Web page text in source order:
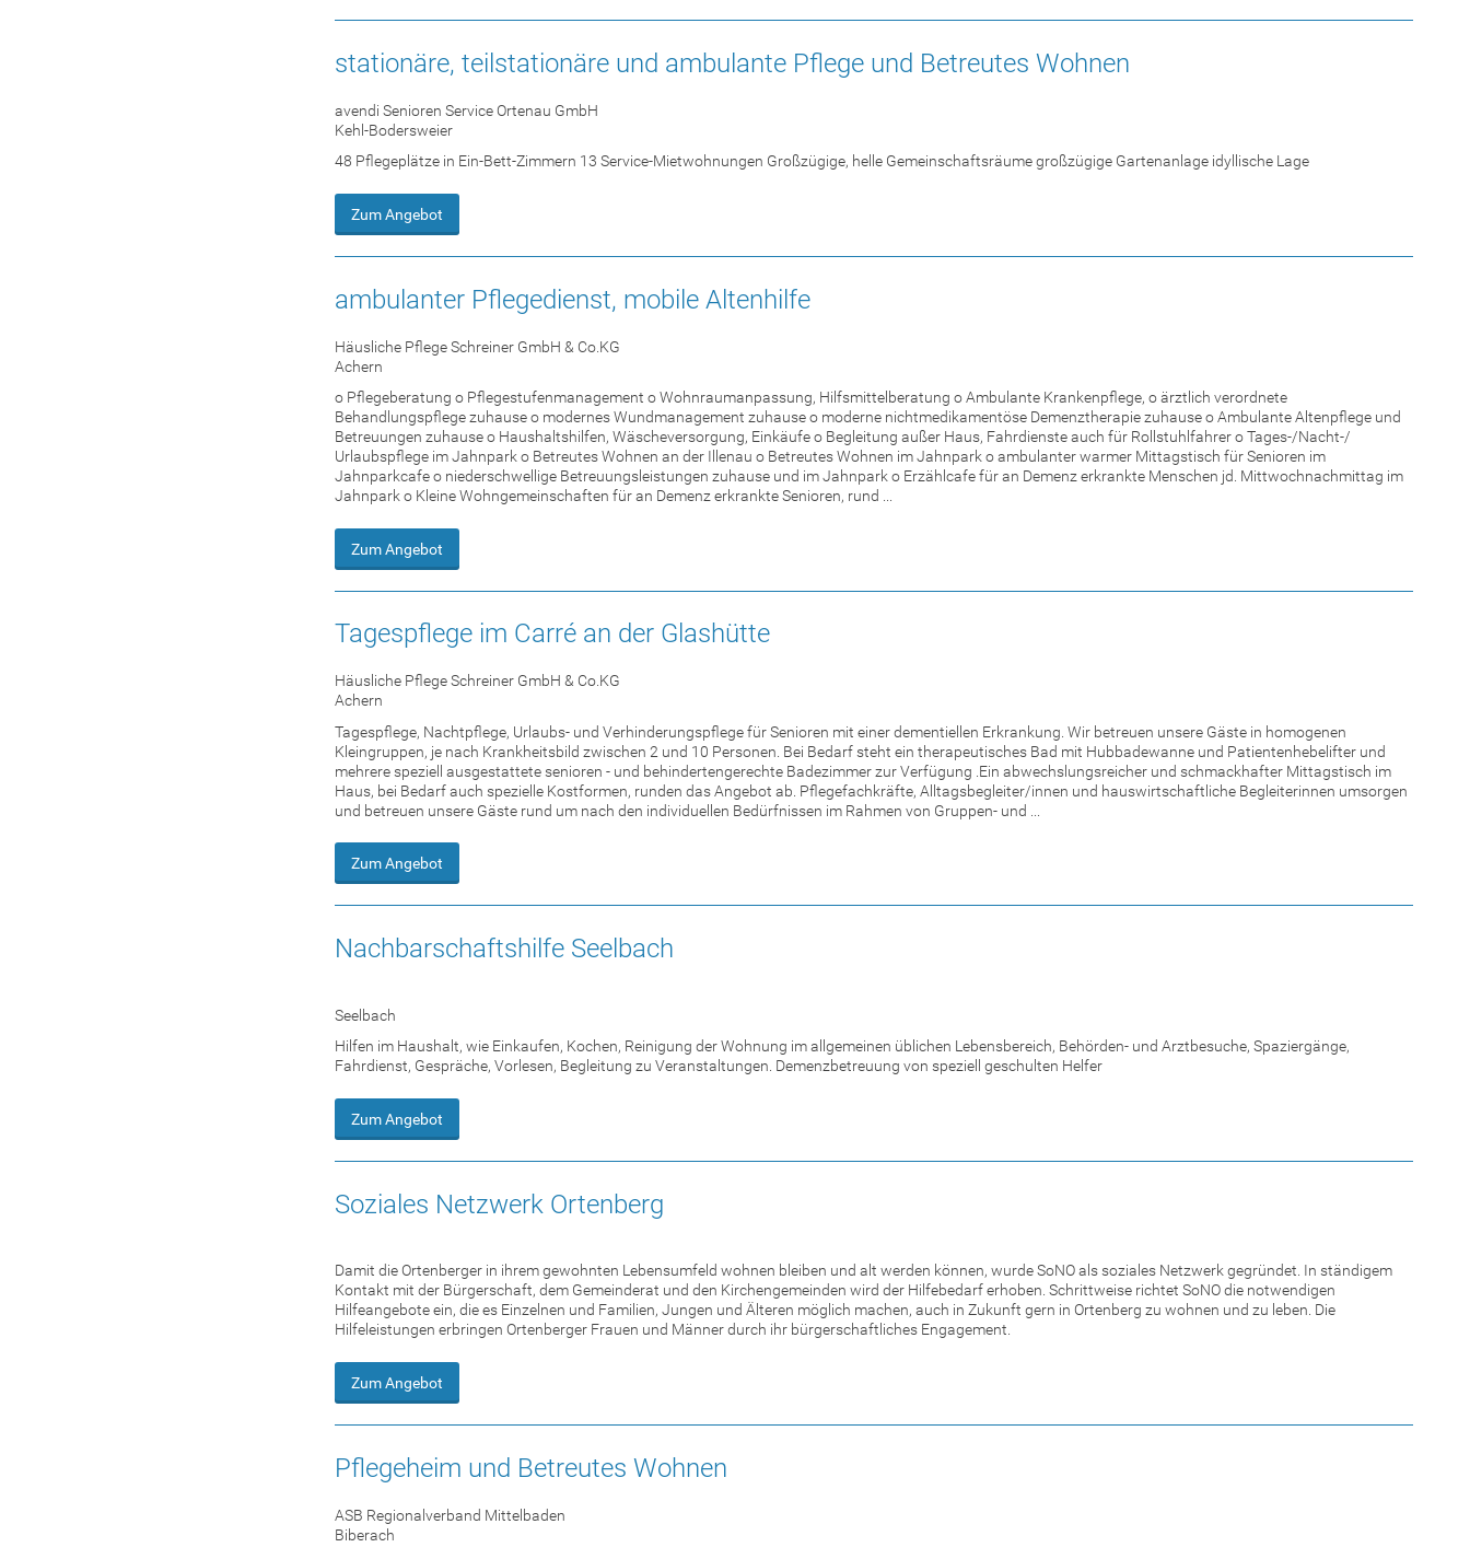
stationäre, teilstationäre und ambulante Pflege und Betreutes Wohnen
avendi Senioren Service Ortenau GmbH
Kehl-Bodersweier
48 Pflegeplätze in Ein-Bett-Zimmern 13 Service-Mietwohnungen Großzügige, helle Gemeinschaftsräume großzügige Gartenanlage idyllische Lage
Zum Angebot
ambulanter Pflegedienst, mobile Altenhilfe
Häusliche Pflege Schreiner GmbH & Co.KG
Achern
o Pflegeberatung o Pflegestufenmanagement o Wohnraumanpassung, Hilfsmittelberatung o Ambulante Krankenpflege, o ärztlich verordnete
Behandlungspflege zuhause o modernes Wundmanagement zuhause o moderne nichtmedikamentöse Demenztherapie zuhause o Ambulante Altenpflege und
Betreuungen zuhause o Haushaltshilfen, Wäscheversorgung, Einkäufe o Begleitung außer Haus, Fahrdienste auch für Rollstuhlfahrer o Tages-/Nacht-/
Urlaubspflege im Jahnpark o Betreutes Wohnen an der Illenau o Betreutes Wohnen im Jahnpark o ambulanter warmer Mittagstisch für Senioren im
Jahnparkcafe o niederschwellige Betreuungsleistungen zuhause und im Jahnpark o Erzählcafe für an Demenz erkrankte Menschen jd. Mittwochnachmittag im
Jahnpark o Kleine Wohngemeinschaften für an Demenz erkrankte Senioren, rund ...
Zum Angebot
Tagespflege im Carré an der Glashütte
Häusliche Pflege Schreiner GmbH & Co.KG
Achern
Tagespflege, Nachtpflege, Urlaubs- und Verhinderungspflege für Senioren mit einer dementiellen Erkrankung. Wir betreuen unsere Gäste in homogenen
Kleingruppen, je nach Krankheitsbild zwischen 2 und 10 Personen. Bei Bedarf steht ein therapeutisches Bad mit Hubbadewanne und Patientenhebelifter und
mehrere speziell ausgestattete senioren - und behindertengerechte Badezimmer zur Verfügung .Ein abwechslungsreicher und schmackhafter Mittagstisch im
Haus, bei Bedarf auch spezielle Kostformen, runden das Angebot ab. Pflegefachkräfte, Alltagsbegleiter/innen und hauswirtschaftliche Begleiterinnen umsorgen
und betreuen unsere Gäste rund um nach den individuellen Bedürfnissen im Rahmen von Gruppen- und ...
Zum Angebot
Nachbarschaftshilfe Seelbach
Seelbach
Hilfen im Haushalt, wie Einkaufen, Kochen, Reinigung der Wohnung im allgemeinen üblichen Lebensbereich, Behörden- und Arztbesuche, Spaziergänge,
Fahrdienst, Gespräche, Vorlesen, Begleitung zu Veranstaltungen. Demenzbetreuung von speziell geschulten Helfer
Zum Angebot
Soziales Netzwerk Ortenberg
Damit die Ortenberger in ihrem gewohnten Lebensumfeld wohnen bleiben und alt werden können, wurde SoNO als soziales Netzwerk gegründet. In ständigem
Kontakt mit der Bürgerschaft, dem Gemeinderat und den Kirchengemeinden wird der Hilfebedarf erhoben. Schrittweise richtet SoNO die notwendigen
Hilfeangebote ein, die es Einzelnen und Familien, Jungen und Älteren möglich machen, auch in Zukunft gern in Ortenberg zu wohnen und zu leben. Die
Hilfeleistungen erbringen Ortenberger Frauen und Männer durch ihr bürgerschaftliches Engagement.
Zum Angebot
Pflegeheim und Betreutes Wohnen
ASB Regionalverband Mittelbaden
Biberach